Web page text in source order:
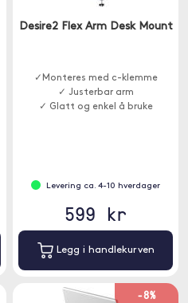
Desire2 Flex Arm Desk Mount
✓Monteres med c-klemme
✓ Justerbar arm
✓ Glatt og enkel å bruke
Levering ca. 4-10 hverdager
599 kr
Legg i handlekurven
-8%